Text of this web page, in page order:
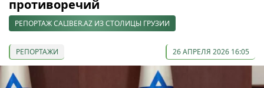
противоречий
РЕПОРТАЖ CALIBER.AZ ИЗ СТОЛИЦЫ ГРУЗИИ
РЕПОРТАЖИ 26 АПРЕЛЯ 2026 16:05